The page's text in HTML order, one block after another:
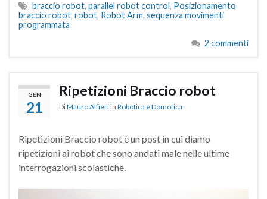
braccio robot, parallel robot control, Posizionamento
braccio robot, robot, Robot Arm, sequenza movimenti
programmata
2 commenti
GEN
21
Ripetizioni Braccio robot
DiMauro Alfieri in Robotica e Domotica
Ripetizioni Braccio robot è un post in cui diamo
ripetizioni ai robot che sono andati male nelle ultime
interrogazioni scolastiche.